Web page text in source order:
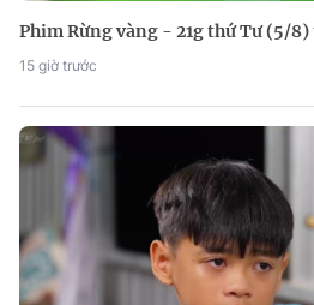
Phim Rừng vàng - 21g thứ Tư (5/
15 giờ trước